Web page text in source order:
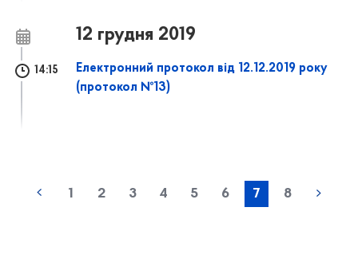
12 грудня 2019
14:15
Електронний протокол від 12.12.2019 року
(протокол №13)
1 2 3 4 5 6 7 8